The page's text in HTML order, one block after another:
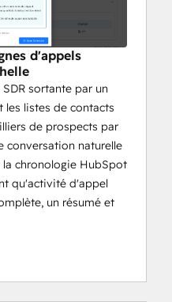
d'appels
sortante par un
les listes de contacts
de prospects par
conversation naturelle
chronologie HubSpot
qu'activité d'appel
un résumé et